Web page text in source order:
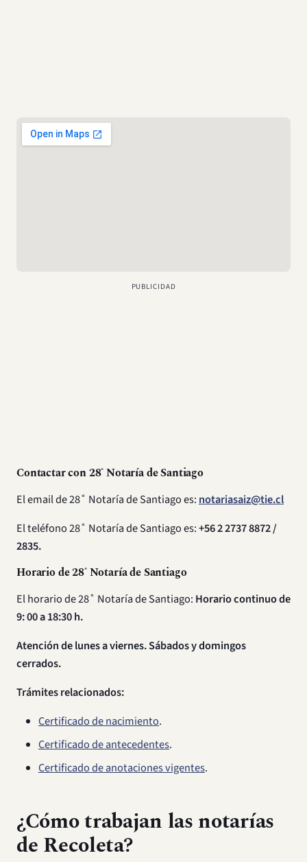
Cómo llegar
PUBLICIDAD
Contactar con 28˚ Notaría de Santiago
El email de 28˚ Notaría de Santiago es:notariasaiz@tie.cl
El teléfono 28˚ Notaría de Santiago es:+56 2 2737 8872 /
2835.
Horario de 28˚ Notaría de Santiago
El horario de 28˚ Notaría de Santiago: Horario continuo de
9: 00 a 18:30 h.
Atención de lunes a viernes. Sábados y domingos
cerrados.
Trámites relacionados:
Certificado de nacimiento.
Certificado de antecedentes.
Certificado de anotaciones vigentes.
¿Cómo trabajan las notarías
de Recoleta?